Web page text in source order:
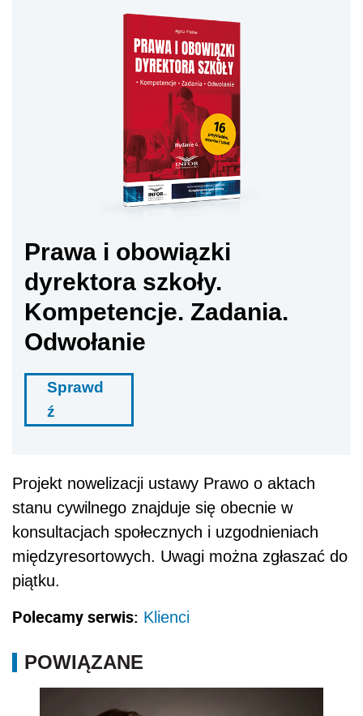
Prawa i obowiązki
dyrektora szkoły.
Kompetencje. Zadania.
Odwołanie
Sprawd
ź
Projekt nowelizacji ustawy Prawo o aktach
stanu cywilnego znajduje się obecnie w
konsultacjach społecznych i uzgodnieniach
międzyresortowych. Uwagi można zgłaszać do
piątku.
Polecamy serwis: Klienci
POWIĄZANE